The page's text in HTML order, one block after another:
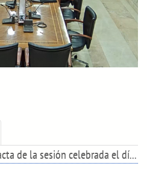
Lectura y aprobación del acta de la sesión celebrada el día 20 de febrero de 2023.